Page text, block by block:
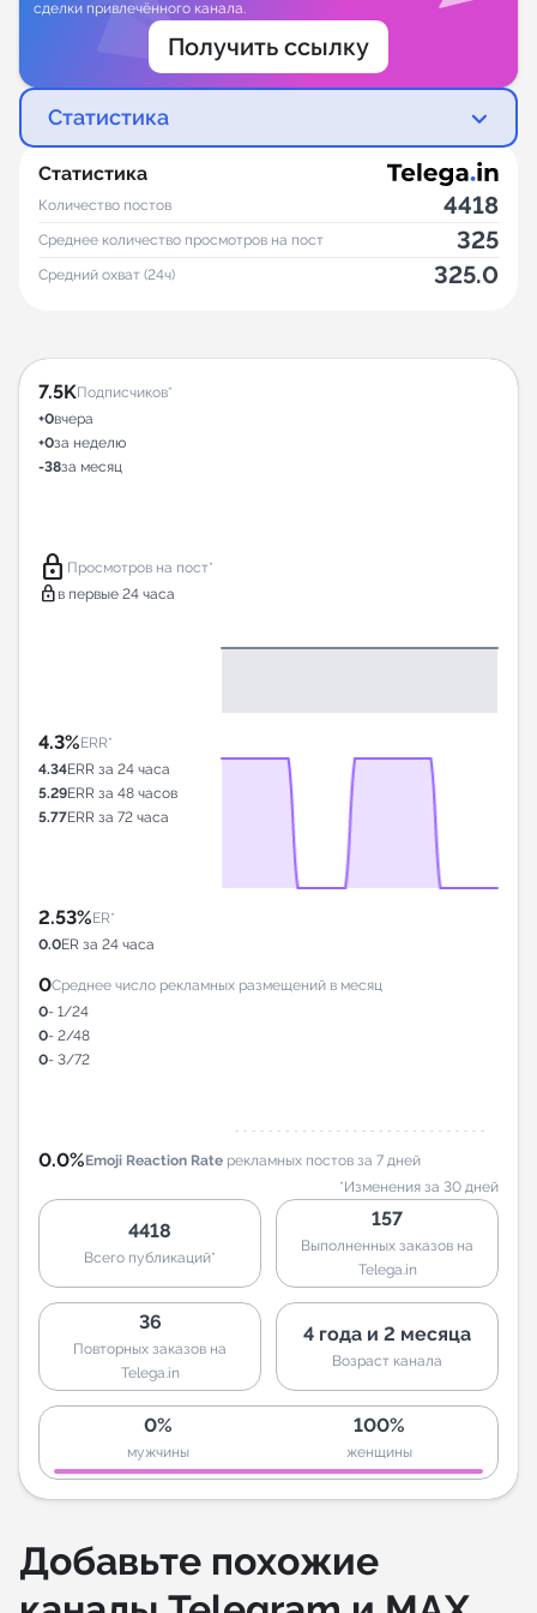
сделки привлечённого канала.
Получить ссылку
Статистика
Статистика
Количество постов 4418
Среднее количество просмотров на пост 325
Средний охват (24ч) 325.0
7.5KПодписчиков*
+0вчера
+0за неделю
-38за месяц
lock Просмотров на пост*
lock в первые 24 часа
4.3%ERR*
4.34ERR за 24 часа
5.29ERR за 48 часов
5.77ERR за 72 часа
2.53%ER*
0.0ER за 24 часа
0Среднее число рекламных размещений в месяц
0- 1/24
0- 2/48
0- 3/72
0.0%Emoji Reaction Rate рекламных постов за 7 дней
*Изменения за 30 дней
4418
Всего публикаций*
157
Выполненных заказов на
Telega.in
36
Повторных заказов на
Telega.in
4 года и 2 месяца
Возраст канала
0%
мужчины
100%
женщины
Добавьте похожие